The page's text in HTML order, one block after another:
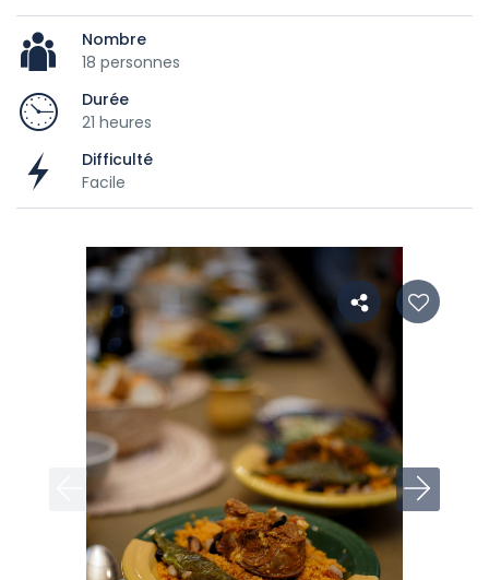
Nombre
18 personnes
Durée
21 heures
Difficulté
Facile